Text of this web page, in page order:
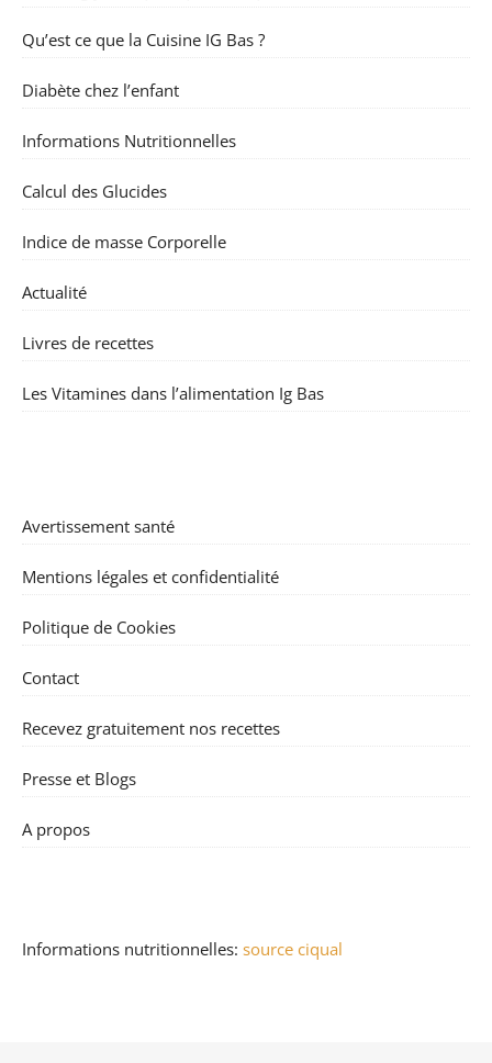
Qu’est ce que la Cuisine IG Bas ?
Diabète chez l’enfant
Informations Nutritionnelles
Calcul des Glucides
Indice de masse Corporelle
Actualité
Livres de recettes
Les Vitamines dans l’alimentation Ig Bas
Avertissement santé
Mentions légales et confidentialité
Politique de Cookies
Contact
Recevez gratuitement nos recettes
Presse et Blogs
A propos
Informations nutritionnelles: source ciqual